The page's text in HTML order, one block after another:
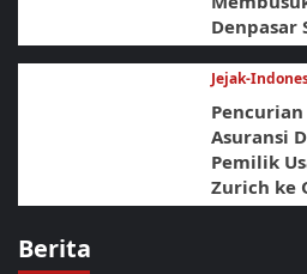
Denpasar
Jejak-
Asuransi
Pemilik
Zurich ke
Berita